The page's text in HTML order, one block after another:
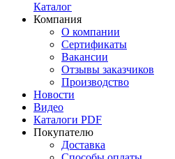
Каталог
Компания
О компании
Сертификаты
Вакансии
Отзывы заказчиков
Производство
Новости
Видео
Каталоги PDF
Покупателю
Доставка